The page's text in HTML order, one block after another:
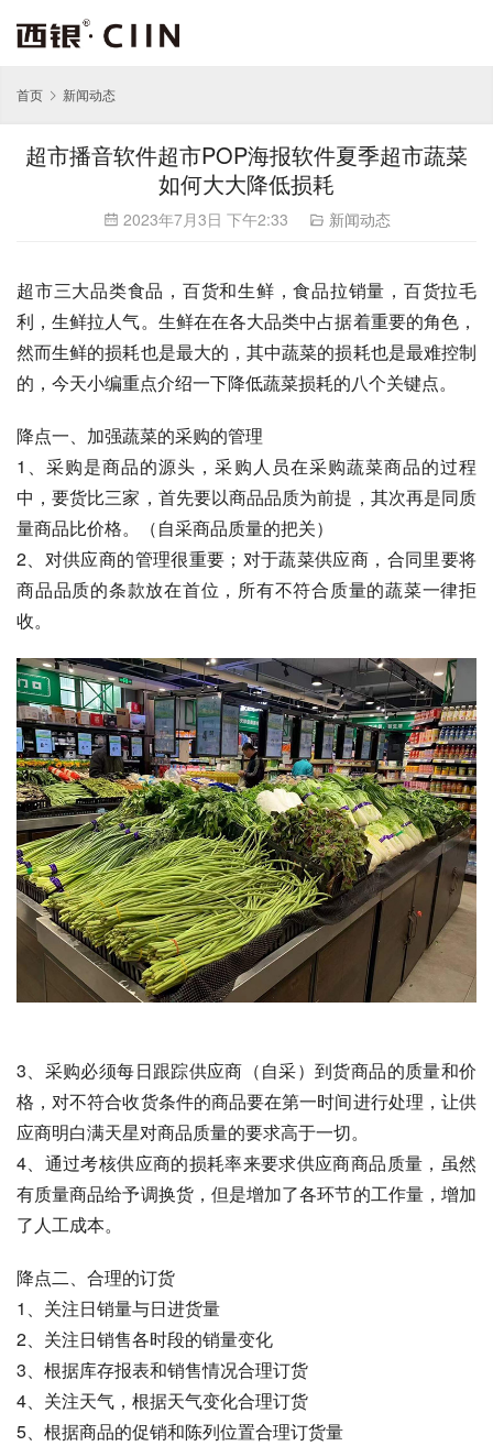
首页 新闻动态
超市播音软件超市POP海报软件夏季超市蔬菜
如何大大降低损耗
2023年7月3日 下午2:33 新闻动态
超市三大品类食品，百货和生鲜，食品拉销量，百货拉毛
利，生鲜拉人气。生鲜在在各大品类中占据着重要的角色，
然而生鲜的损耗也是最大的，其中蔬菜的损耗也是最难控制
的，今天小编重点介绍一下降低蔬菜损耗的八个关键点。
降点一、加强蔬菜的采购的管理
1、采购是商品的源头，采购人员在采购蔬菜商品的过程
中，要货比三家，首先要以商品品质为前提，其次再是同质
量商品比价格。（自采商品质量的把关）
2、对供应商的管理很重要；对于蔬菜供应商，合同里要将
商品品质的条款放在首位，所有不符合质量的蔬菜一律拒
收。
3、采购必须每日跟踪供应商（自采）到货商品的质量和价
格，对不符合收货条件的商品要在第一时间进行处理，让供
应商明白满天星对商品质量的要求高于一切。
4、通过考核供应商的损耗率来要求供应商商品质量，虽然
有质量商品给予调换货，但是增加了各环节的工作量，增加
了人工成本。
降点二、合理的订货
1、关注日销量与日进货量
2、关注日销售各时段的销量变化
3、根据库存报表和销售情况合理订货
4、关注天气，根据天气变化合理订货
5、根据商品的促销和陈列位置合理订货量